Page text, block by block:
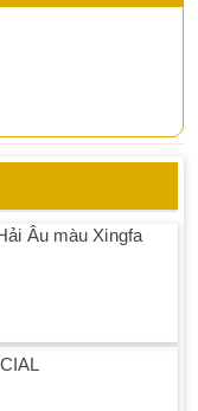
Âu màu Xingfa